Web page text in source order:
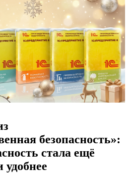
безопасность»:
стала ещё
удобнее